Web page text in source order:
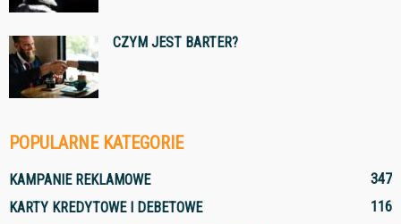
CZYM JEST BARTER?
POPULARNE KATEGORIE
KAMPANIE REKLAMOWE
347
KARTY KREDYTOWE I DEBETOWE
116